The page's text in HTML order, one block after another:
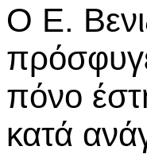
Ο Ε.
πόνο
κατά